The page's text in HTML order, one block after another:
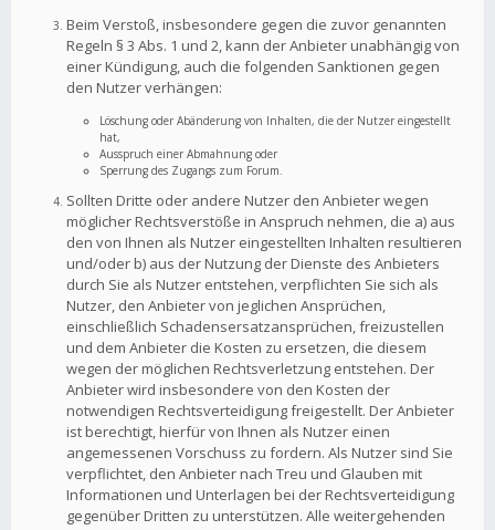
Beim Verstoß, insbesondere gegen die zuvor genannten
Regeln § 3 Abs. 1 und 2, kann der Anbieter unabhängig von
einer Kündigung, auch die folgenden Sanktionen gegen
den Nutzer verhängen:
Löschung oder Abänderung von Inhalten, die der Nutzer eingestellt
hat,
Ausspruch einer Abmahnung oder
Sperrung des Zugangs zum Forum.
Sollten Dritte oder andere Nutzer den Anbieter wegen
möglicher Rechtsverstöße in Anspruch nehmen, die a) aus
den von Ihnen als Nutzer eingestellten Inhalten resultieren
und/oder b) aus der Nutzung der Dienste des Anbieters
durch Sie als Nutzer entstehen, verpflichten Sie sich als
Nutzer, den Anbieter von jeglichen Ansprüchen,
einschließlich Schadensersatzansprüchen, freizustellen
und dem Anbieter die Kosten zu ersetzen, die diesem
wegen der möglichen Rechtsverletzung entstehen. Der
Anbieter wird insbesondere von den Kosten der
notwendigen Rechtsverteidigung freigestellt. Der Anbieter
ist berechtigt, hierfür von Ihnen als Nutzer einen
angemessenen Vorschuss zu fordern. Als Nutzer sind Sie
verpflichtet, den Anbieter nach Treu und Glauben mit
Informationen und Unterlagen bei der Rechtsverteidigung
gegenüber Dritten zu unterstützen. Alle weitergehenden